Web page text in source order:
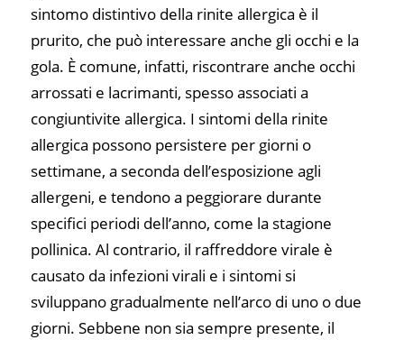
sintomo distintivo della rinite allergica è il
prurito, che può interessare anche gli occhi e la
gola. È comune, infatti, riscontrare anche occhi
arrossati e lacrimanti, spesso associati a
congiuntivite allergica. I sintomi della rinite
allergica possono persistere per giorni o
settimane, a seconda dell’esposizione agli
allergeni, e tendono a peggiorare durante
specifici periodi dell’anno, come la stagione
pollinica. Al contrario, il raffreddore virale è
causato da infezioni virali e i sintomi si
sviluppano gradualmente nell’arco di uno o due
giorni. Sebbene non sia sempre presente, il